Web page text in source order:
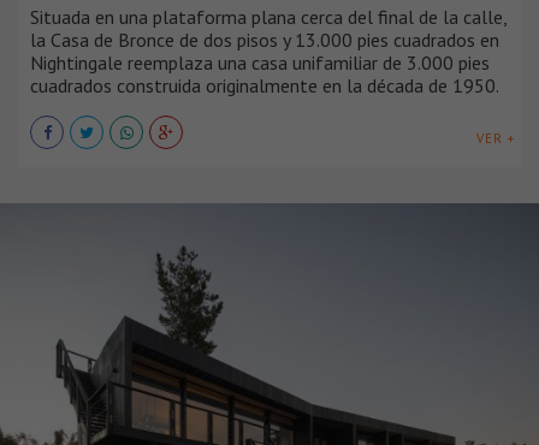
Situada en una plataforma plana cerca del final de la calle,
la Casa de Bronce de dos pisos y 13.000 pies cuadrados en
Nightingale reemplaza una casa unifamiliar de 3.000 pies
cuadrados construida originalmente en la década de 1950.
VER +